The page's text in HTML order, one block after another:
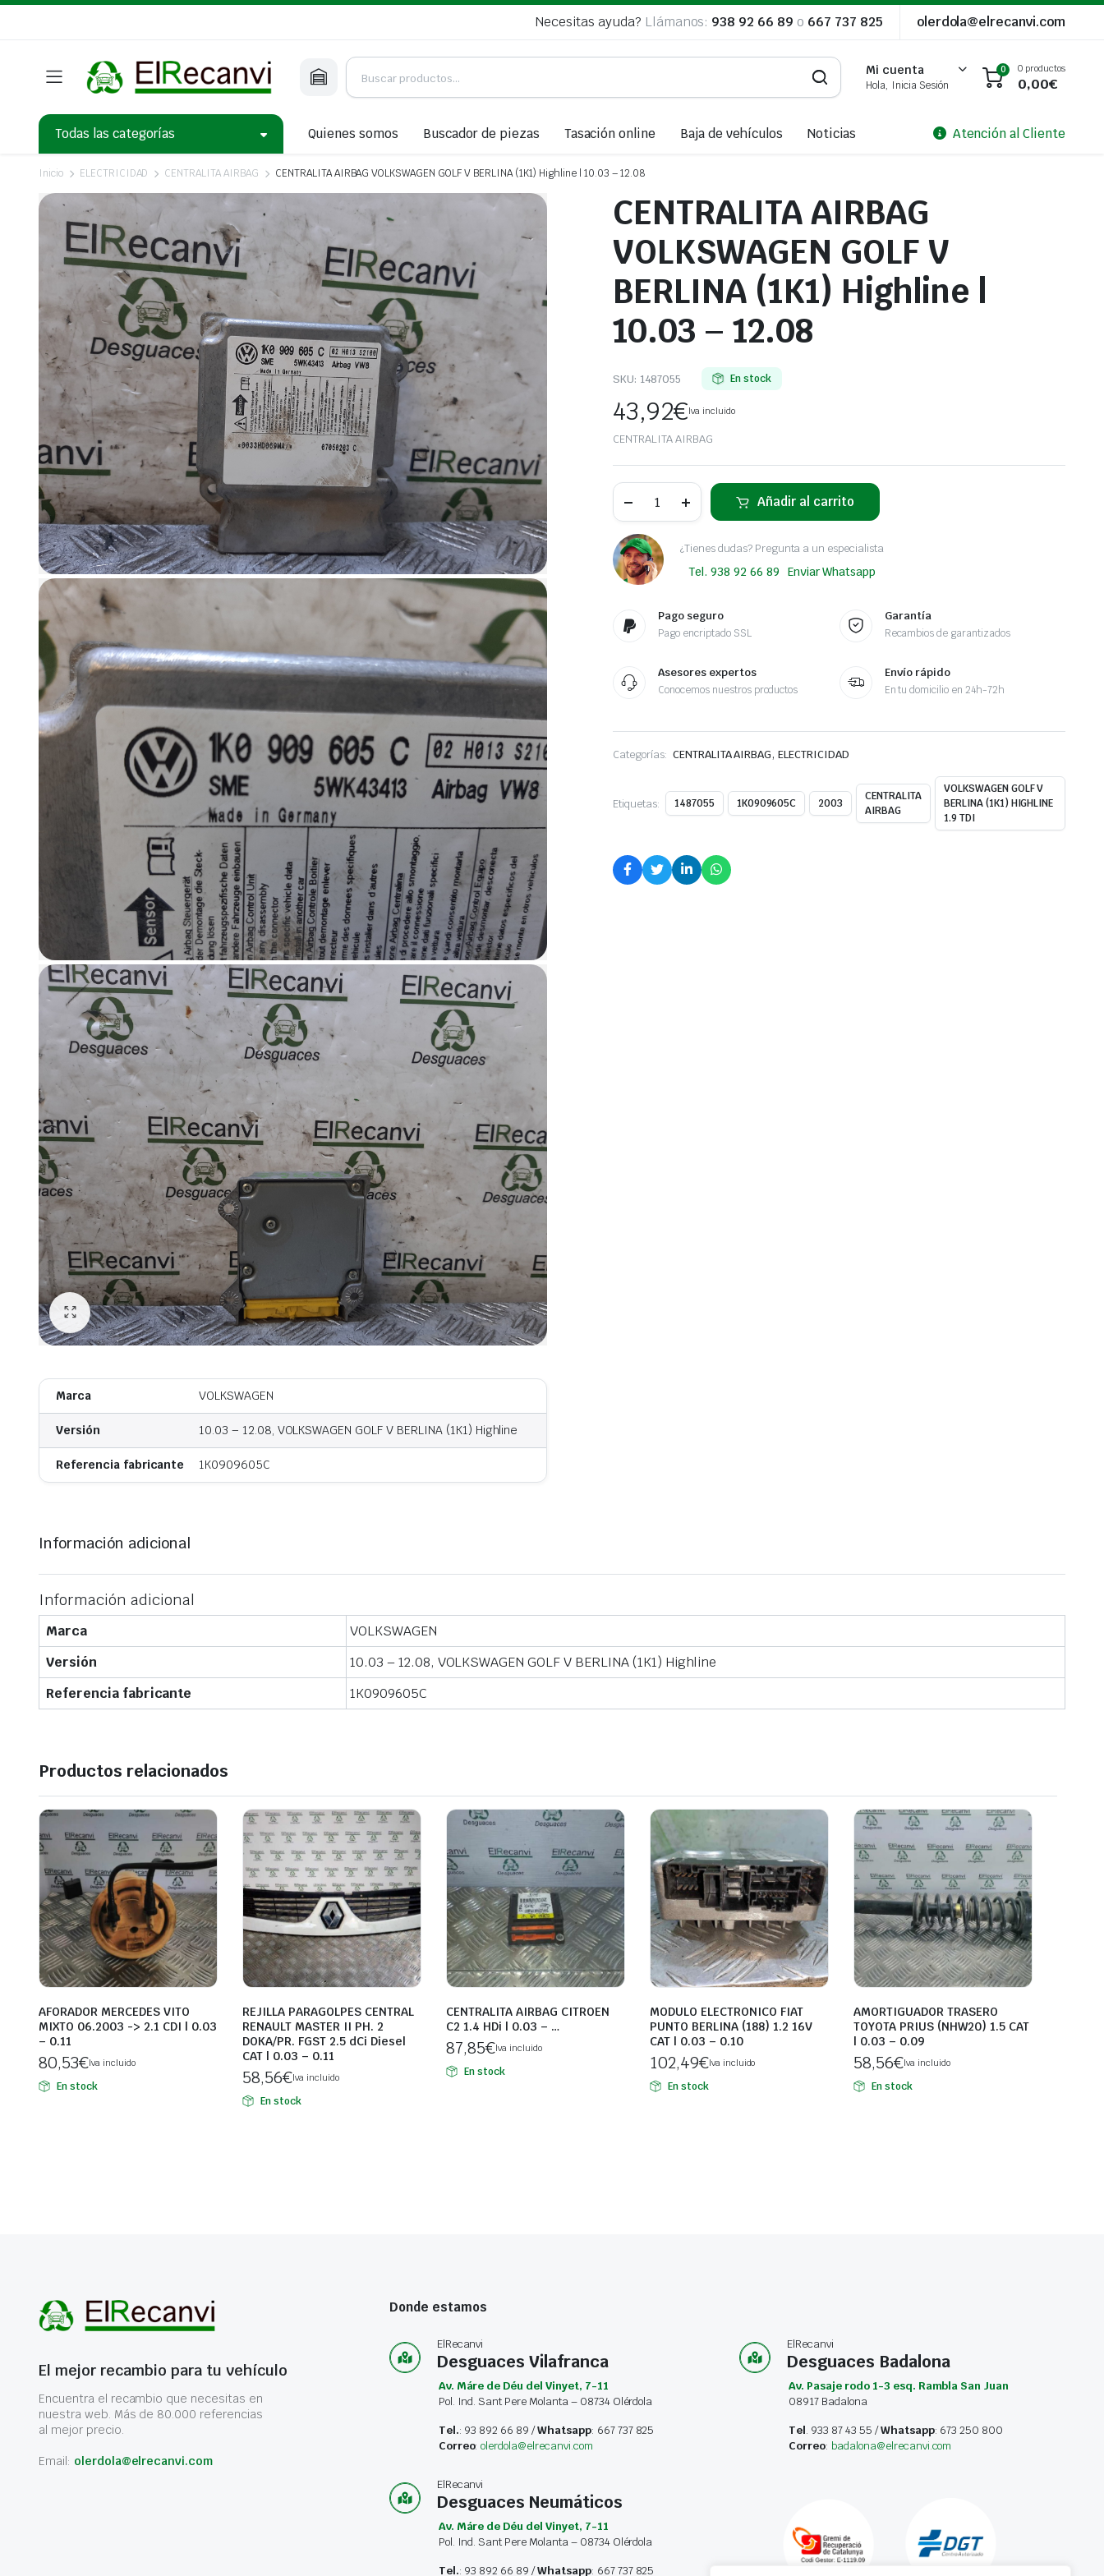
Necesitas ayuda? Llámanos: 938 92 66 89 o 667 737 825 olerdola@elrecanvi.com
Mi cuenta
Hola, Inicia Sesión
0 0 productos
0,00€
Todas las categorías Quienes somos Buscador de piezas Tasación online Baja de vehículos Noticias Atención al Cliente
Inicio ELECTRICIDAD CENTRALITA AIRBAG CENTRALITA AIRBAG VOLKSWAGEN GOLF V BERLINA (1K1) Highline | 10.03 – 12.08
Marca VOLKSWAGEN
Versión 10.03 – 12.08, VOLKSWAGEN GOLF V BERLINA (1K1) Highline
Referencia fabricante 1K0909605C
CENTRALITA AIRBAG
VOLKSWAGEN GOLF V
BERLINA (1K1) Highline |
10.03 – 12.08
SKU: 1487055 En stock
43,92€Iva incluido
CENTRALITA AIRBAG
CENTRALITA
AIRBAG
VOLKSWAGEN
GOLF
V
BERLINA
(1K1)
Highline
10.03
Añadir al carrito
¿Tienes dudas? Pregunta a un especialista
Tel. 938 92 66 89 Enviar Whatsapp
Pago seguro
Pago encriptado SSL
Garantía
Recambios de garantizados
Asesores expertos
Conocemos nuestros productos
Envío rápido
En tu domicilio en 24h-72h
Categorías: CENTRALITA AIRBAG, ELECTRICIDAD
Etiquetas: 1487055 1K0909605C 2003
CENTRALITA
AIRBAG
VOLKSWAGEN GOLF V
BERLINA (1K1) HIGHLINE
1.9 TDI
Información adicional
Información adicional
Marca
VOLKSWAGEN
Versión
10.03 – 12.08, VOLKSWAGEN GOLF V BERLINA (1K1) Highline
Referencia fabricante
1K0909605C
Productos relacionados
AFORADOR MERCEDES VITO
MIXTO 06.2003 -> 2.1 CDI | 0.03
– 0.11
80,53€Iva incluido
En stock
REJILLA PARAGOLPES CENTRAL
RENAULT MASTER II PH. 2
DOKA/PR. FGST 2.5 dCi Diesel
CAT | 0.03 – 0.11
58,56€Iva incluido
En stock
CENTRALITA AIRBAG CITROEN
C2 1.4 HDi | 0.03 – …
87,85€Iva incluido
En stock
MODULO ELECTRONICO FIAT
PUNTO BERLINA (188) 1.2 16V
CAT | 0.03 – 0.10
102,49€Iva incluido
En stock
AMORTIGUADOR TRASERO
TOYOTA PRIUS (NHW20) 1.5 CAT
| 0.03 – 0.09
58,56€Iva incluido
En stock
El mejor recambio para tu vehículo
Encuentra el recambio que necesitas en
nuestra web. Más de 80.000 referencias
al mejor precio.
Email: olerdola@elrecanvi.com
Donde estamos
ElRecanvi
Desguaces Vilafranca
Av. Máre de Déu del Vinyet, 7-11
Pol. Ind. Sant Pere Molanta – 08734 Olérdola
Tel.: 93 892 66 89 /Whatsapp: 667 737 825
Correo:olerdola@elrecanvi.com
ElRecanvi
Desguaces Neumáticos
Av. Máre de Déu del Vinyet, 7-11
Pol. Ind. Sant Pere Molanta – 08734 Olérdola
Tel.: 93 892 66 89 /Whatsapp: 667 737 825
ElRecanvi
Desguaces Badalona
Av. Pasaje rodo 1-3 esq. Rambla San Juan
08917 Badalona
Tel. 933 87 43 55 /Whatsapp: 673 250 800
Correo: badalona@elrecanvi.com